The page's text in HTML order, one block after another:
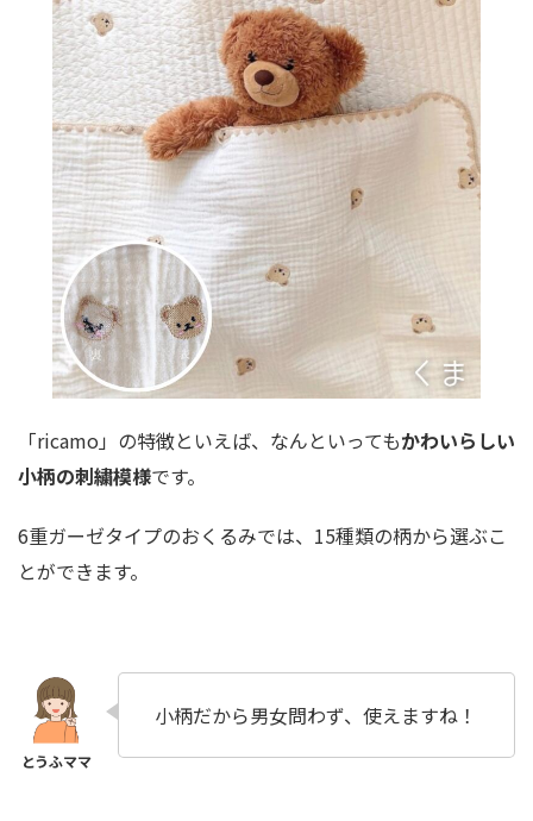
「ricamo」の特徴といえば、なんといってもかわいらしい
小柄の刺繍模様です。
6重ガーゼタイプのおくるみでは、15種類の柄から選ぶこ
とができます。
小柄だから男女問わず、使えますね！